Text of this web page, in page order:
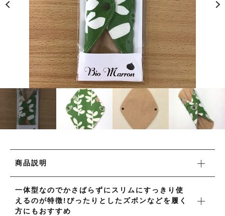
商品説明
一体型なのでかさばらずにスリムにすっきり使
えるのが特徴!ぴったりとしたズボンなどを履く
方にもおすすめ
ショッピングを続ける
カートを確認する
すべての商品
スキンケア・石鹸
HINOKI（土佐ヒノキ）シリーズ
サステナブル歯ブラシ・歯磨き粉
洗剤・食器用石鹸
タオル/ハンカチ
カトラリー/食器
ファッション
HINOKI（土佐ヒノキ）シリーズ
サステナブル歯ブラシ・歯磨き粉
洗剤・食器用石鹸
タオル/ハンカチ
国産［奥会津］かごバッグ
親カテゴリ
子カテゴリ
価格帯
在庫あり セール